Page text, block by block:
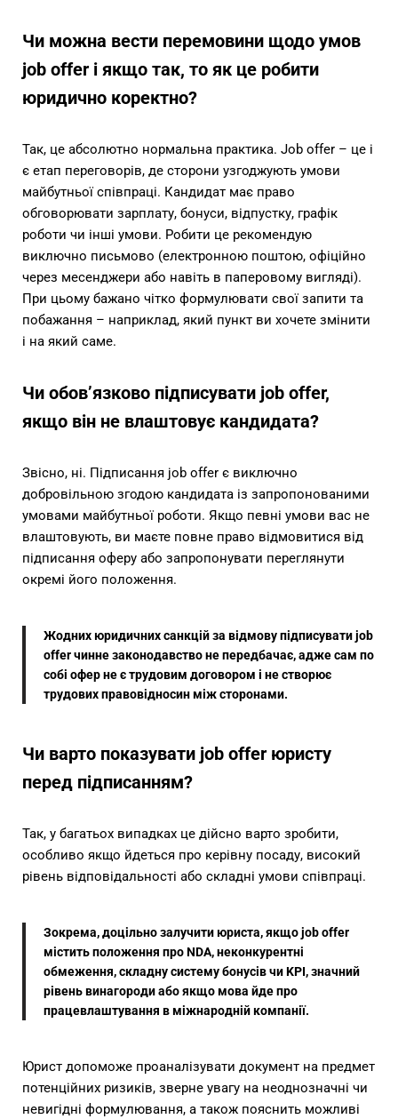
Чи можна вести перемовини щодо умов
job offer і якщо так, то як це робити
юридично коректно?
Так, це абсолютно нормальна практика. Job offer – це і
є етап переговорів, де сторони узгоджують умови
майбутньої співпраці. Кандидат має право
обговорювати зарплату, бонуси, відпустку, графік
роботи чи інші умови. Робити це рекомендую
виключно письмово (електронною поштою, офіційно
через месенджери або навіть в паперовому вигляді).
При цьому бажано чітко формулювати свої запити та
побажання – наприклад, який пункт ви хочете змінити
і на який саме.
Чи обов’язково підписувати job offer,
якщо він не влаштовує кандидата?
Звісно, ні. Підписання job offer є виключно
добровільною згодою кандидата із запропонованими
умовами майбутньої роботи. Якщо певні умови вас не
влаштовують, ви маєте повне право відмовитися від
підписання оферу або запропонувати переглянути
окремі його положення.
Жодних юридичних санкцій за відмову підписувати job
offer чинне законодавство не передбачає, адже сам по
собі офер не є трудовим договором і не створює
трудових правовідносин між сторонами.
Чи варто показувати job offer юристу
перед підписанням?
Так, у багатьох випадках це дійсно варто зробити,
особливо якщо йдеться про керівну посаду, високий
рівень відповідальності або складні умови співпраці.
Зокрема, доцільно залучити юриста, якщо job offer
містить положення про NDA, неконкурентні
обмеження, складну систему бонусів чи KPI, значний
рівень винагороди або якщо мова йде про
працевлаштування в міжнародній компанії.
Юрист допоможе проаналізувати документ на предмет
потенційних ризиків, зверне увагу на неоднозначні чи
невигідні формулювання, а також пояснить можливі